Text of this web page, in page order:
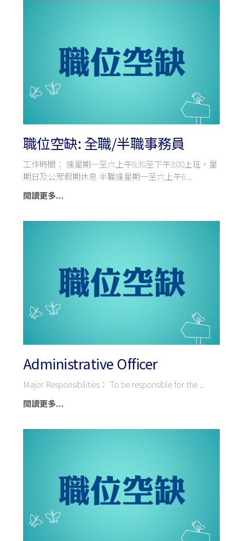
職位空缺: 全職/半職事務員
工作時間： 逢星期一至六上午6:30至下午3:00上班，星
期日及公眾假期休息 半職逢星期一至六上午6
閱讀更多...
Administrative Officer
Major Responsibilities： To be responsible for the
閱讀更多...